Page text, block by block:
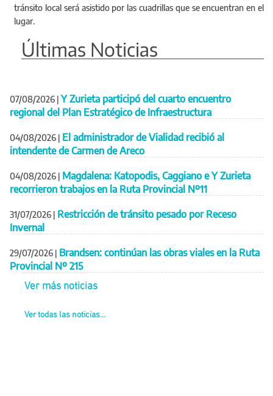
tránsito local será asistido por las cuadrillas que se encuentran en el
lugar.
Últimas Noticias
07/08/2026 | Y Zurieta participó del cuarto encuentro
regional del Plan Estratégico de Infraestructura
04/08/2026 | El administrador de Vialidad recibió al
intendente de Carmen de Areco
04/08/2026 | Magdalena: Katopodis, Caggiano e Y Zurieta
recorrieron trabajos en la Ruta Provincial Nº11
31/07/2026 | Restricción de tránsito pesado por Receso
Invernal
29/07/2026 | Brandsen: continúan las obras viales en la Ruta
Provincial Nº 215
Ver más noticias
Ver todas las noticias...